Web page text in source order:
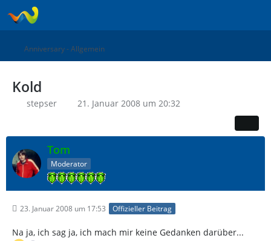
Anniversary - Allgemein
Kold
stepser 21. Januar 2008 um 20:32
Tom
Moderator
23. Januar 2008 um 17:53 Offizieller Beitrag
Na ja, ich sag ja, ich mach mir keine Gedanken darüber...